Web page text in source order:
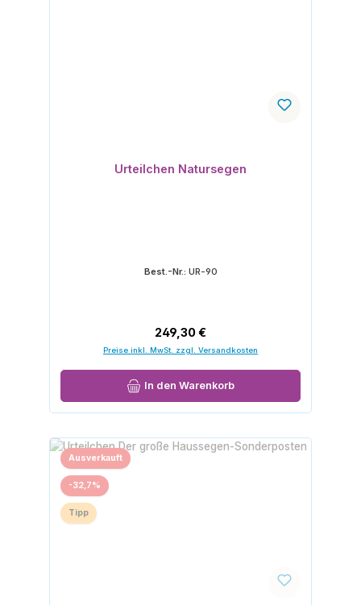
Urteilchen Natursegen
Best.-Nr.: UR-90
Regulärer Preis:
249,30 €
Preise inkl. MwSt. zzgl. Versandkosten
In den Warenkorb
Ausverkauft
-32,7%Rabatt
Tipp